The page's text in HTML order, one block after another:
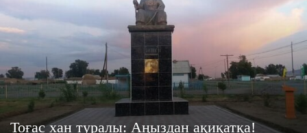
Тоғас хан туралы: Аңыздан ақиқатқа!